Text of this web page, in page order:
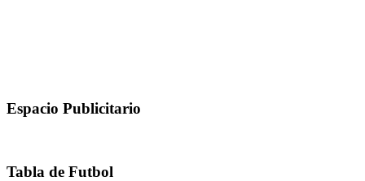
Espacio Publicitario
Tabla de Futbol